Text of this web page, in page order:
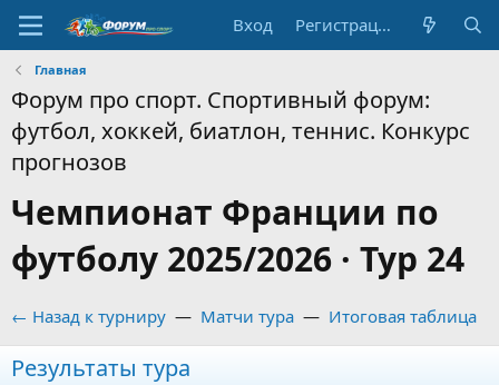
Вход Регистрация
Главная
Форум про спорт. Спортивный форум:
футбол, хоккей, биатлон, теннис. Конкурс
прогнозов
Чемпионат Франции по
футболу 2025/2026 · Тур 24
← Назад к турниру — Матчи тура — Итоговая таблица
Результаты тура